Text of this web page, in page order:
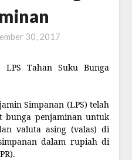
30, 2017
Simpanan (LPS) telah
bunga penjaminan untuk
valuta asing (valas) di
dalam rupiah di